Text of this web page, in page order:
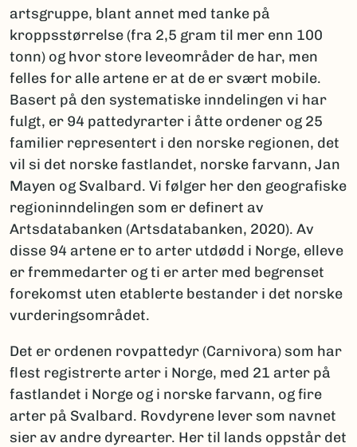
artsgruppe, blant annet med tanke på
kroppsstørrelse (fra 2,5 gram til mer enn 100
tonn) og hvor store leveområder de har, men
felles for alle artene er at de er svært mobile.
Basert på den systematiske inndelingen vi har
fulgt, er 94 pattedyrarter i åtte ordener og 25
familier representert i den norske regionen, det
vil si det norske fastlandet, norske farvann, Jan
Mayen og Svalbard. Vi følger her den geografiske
regioninndelingen som er definert av
Artsdatabanken (Artsdatabanken, 2020). Av
disse 94 artene er to arter utdødd i Norge, elleve
er fremmedarter og ti er arter med begrenset
forekomst uten etablerte bestander i det norske
vurderingsområdet.
Det er ordenen rovpattedyr (Carnivora) som har
flest registrerte arter i Norge, med 21 arter på
fastlandet i Norge og i norske farvann, og fire
arter på Svalbard. Rovdyrene lever som navnet
sier av andre dyrearter. Her til lands oppstår det